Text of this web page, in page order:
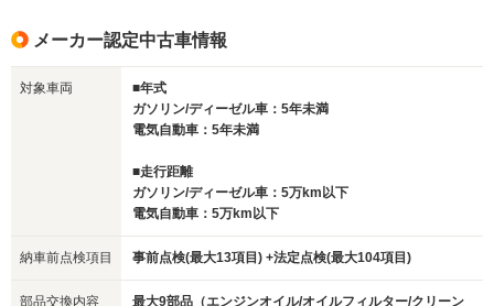
メーカー認定中古車情報
対象車両
■年式
ガソリン/ディーゼル車：5年未満
電気自動車：5年未満
■走行距離
ガソリン/ディーゼル車：5万km以下
電気自動車：5万km以下
納車前点検項目 事前点検(最大13項目) +法定点検(最大104項目)
部品交換内容
最大9部品（エンジンオイル/オイルフィルター/クリーン